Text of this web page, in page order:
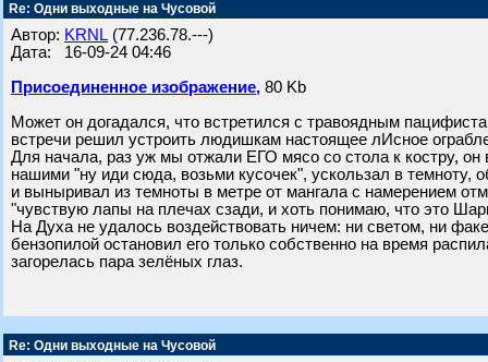
Re: Одни выходные на Чусовой
Автор: KRNL (77.236.78.---)
Дата: 16-09-24 04:46
Присоединенное изображение, 80 Kb
Может он догадался, что встретился с травоядным
встречи решил устроить людишкам настоящее лИсное
Для начала, раз уж мы отжали ЕГО мясо со стола к костру,
нашими "ну иди сюда, возьми кусочек", ускользал в темноту,
и выныривал из темноты в метре от мангала с намерением
"чувствую лапы на плечах сзади, и хоть понимаю, что это
На Духа не удалось воздействовать ничем: ни светом, ни
бензопилой остановил его только собственно на время
загорелась пара зелёных глаз.
Re: Одни выходные на Чусовой